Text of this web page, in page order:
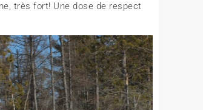
très fort! Une dose de respect